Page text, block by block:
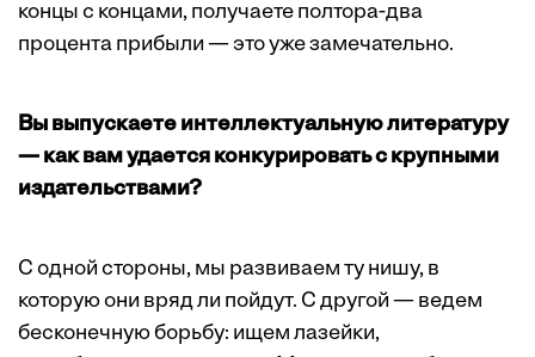
концы с концами, получаете полтора-два
процента прибыли — это уже замечательно.
Вы выпускаете интеллектуальную литературу
— как вам удается конкурировать с крупными
издательствами?
С одной стороны, мы развиваем ту нишу, в
которую они вряд ли пойдут. С другой — ведем
бесконечную борьбу: ищем лазейки,